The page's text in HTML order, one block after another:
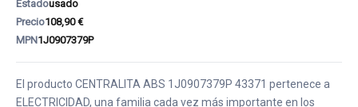
Estadousado
Precio108,90 €
MPN1J0907379P
El producto CENTRALITA ABS 1J0907379P 43371 pertenece a
ELECTRICIDAD, una familia cada vez más importante en los